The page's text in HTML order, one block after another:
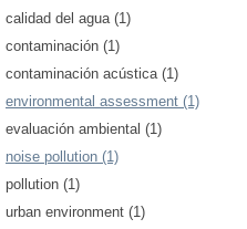
calidad del agua (1)
contaminación (1)
contaminación acústica (1)
environmental assessment (1)
evaluación ambiental (1)
noise pollution (1)
pollution (1)
urban environment (1)